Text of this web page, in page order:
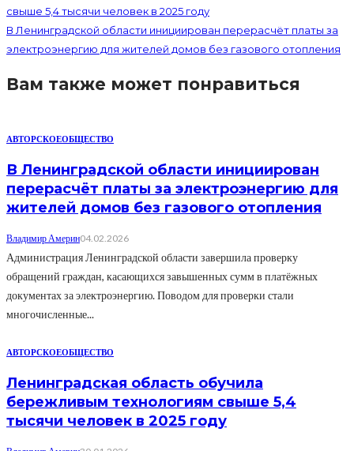
свыше 5,4 тысячи человек в 2025 году
В Ленинградской области инициирован перерасчёт платы за
электроэнергию для жителей домов без газового отопления
Вам также может понравиться
АВТОРСКОЕОБЩЕСТВО
В Ленинградской области инициирован
перерасчёт платы за электроэнергию для
жителей домов без газового отопления
Владимир Америн04.02.2026
Администрация Ленинградской области завершила проверку
обращений граждан, касающихся завышенных сумм в платёжных
документах за электроэнергию. Поводом для проверки стали
многочисленные...
АВТОРСКОЕОБЩЕСТВО
Ленинградская область обучила
бережливым технологиям свыше 5,4
тысячи человек в 2025 году